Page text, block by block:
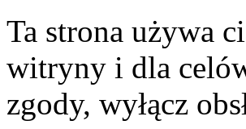
Ta strona używa
witryny i dla
zgody, wyłącz